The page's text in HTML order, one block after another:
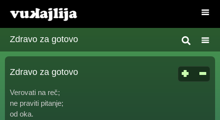
Zdravo za gotovo
Zdravo za gotovo
Verovati na reč;
ne praviti pitanje;
od oka.